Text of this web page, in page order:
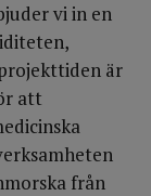
vi in en
är
att
från